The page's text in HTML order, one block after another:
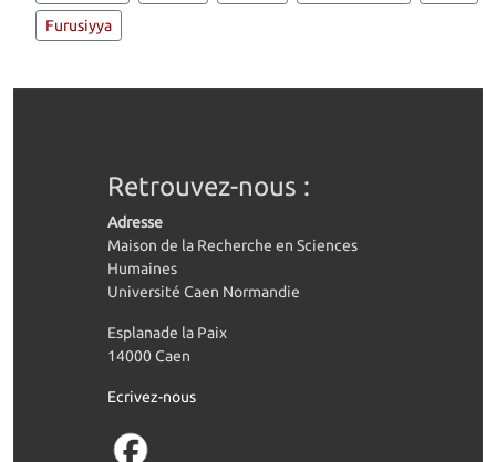
Furusiyya
Retrouvez-nous :
Adresse
Maison de la Recherche en Sciences
Humaines
Université Caen Normandie
Esplanade la Paix
14000 Caen
Ecrivez-nous